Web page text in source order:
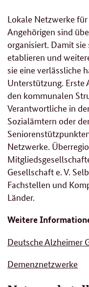
Lokale Netzwerke
Angehörigen sind
organisiert. Damit
etablieren und
sie eine verlässliche
Unterstützung. Erste
den kommunalen
Verantwortliche in
Sozialämtern oder
Netzwerke.
Gesellschaft e. V.
Fachstellen und
Länder.
Weitere
Deutsche Alzheimer
Demenznetzwerke